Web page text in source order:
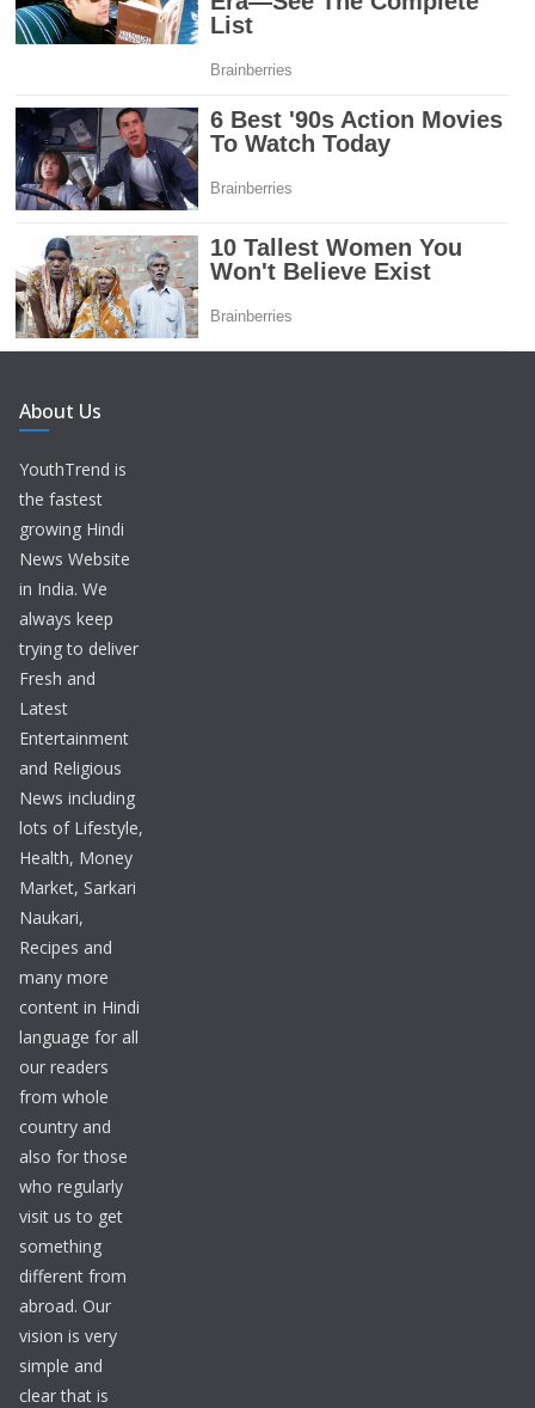
About Us
YouthTrend is
the fastest
growing Hindi
News Website
in India. We
always keep
trying to deliver
Fresh and
Latest
Entertainment
and Religious
News including
lots of Lifestyle,
Health, Money
Market, Sarkari
Naukari,
Recipes and
many more
content in Hindi
language for all
our readers
from whole
country and
also for those
who regularly
visit us to get
something
different from
abroad. Our
vision is very
simple and
clear that is